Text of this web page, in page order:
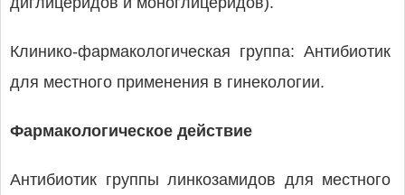
Клинико-фармакологическая группа: Антибиотик
для местного применения в гинекологии.
Фармакологическое действие
Антибиотик группы линкозамидов для местного